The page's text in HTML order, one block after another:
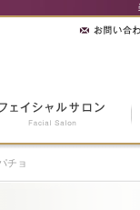
チョ